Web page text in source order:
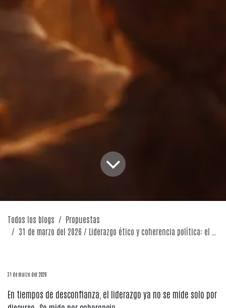
Todos los blogs
Propuestas
31 de marzo del 2026 / Liderazgo ético y coherencia política: el ejemplo que transforma
31 de marzo del 2026
En tiempos de desconfianza, el liderazgo ya no se mide solo por